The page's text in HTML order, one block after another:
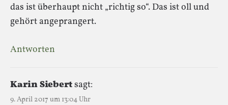
das ist überhaupt nicht „richtig so“. Das ist oll und
gehört angeprangert.
Antworten
Karin Siebertsagt:
9. April 2017 um 13:04 Uhr